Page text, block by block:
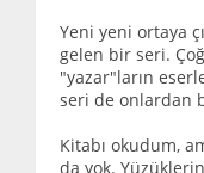
Yeni yeni ortaya
gelen bir seri.
"yazar"ların
seri de onlardan
Kitabı okudum,
da yok.